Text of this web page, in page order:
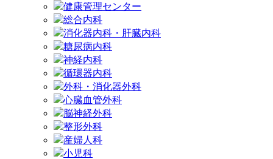
健康管理センター
総合内科
消化器内科・肝臓内科
糖尿病内科
神経内科
循環器内科
外科・消化器外科
心臓血管外科
脳神経外科
整形外科
産婦人科
小児科